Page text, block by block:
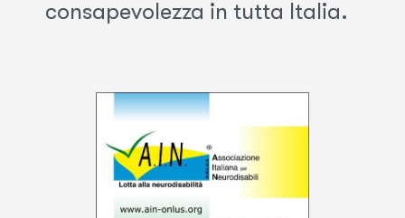
consapevolezza in tutta Italia.